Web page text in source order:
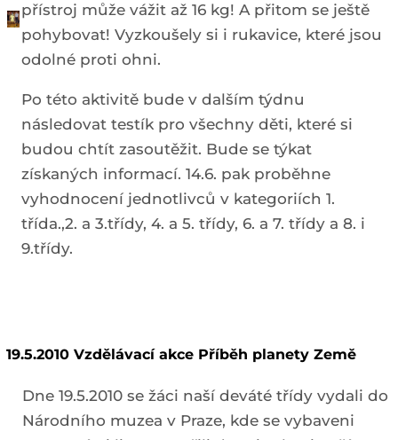
přístroj může vážit až 16 kg! A přitom se ještě
pohybovat! Vyzkoušely si i rukavice, které jsou
odolné proti ohni.
Po této aktivitě bude v dalším týdnu
následovat testík pro všechny děti, které si
budou chtít zasoutěžit. Bude se týkat
získaných informací. 14.6. pak proběhne
vyhodnocení jednotlivců v kategoriích 1.
třída.,2. a 3.třídy, 4. a 5. třídy, 6. a 7. třídy a 8. i
9.třídy.
19.5.2010 Vzdělávací akce Příběh planety Země
Dne 19.5.2010 se žáci naší deváté třídy vydali do
Národního muzea v Praze, kde se vybaveni